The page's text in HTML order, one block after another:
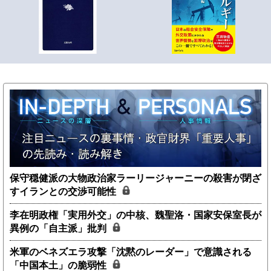
保守穏健派の大物政治家ラーリージャーニーの殺害が閉ざ
すイランとの交渉可能性
李在明政権「実用外交」の中核、魏聖洛・国家安保室長が
異例の「自主派」批判
米軍のベネズエラ攻撃「沈黙のレーダー」で意識される
「中国本土」の脆弱性